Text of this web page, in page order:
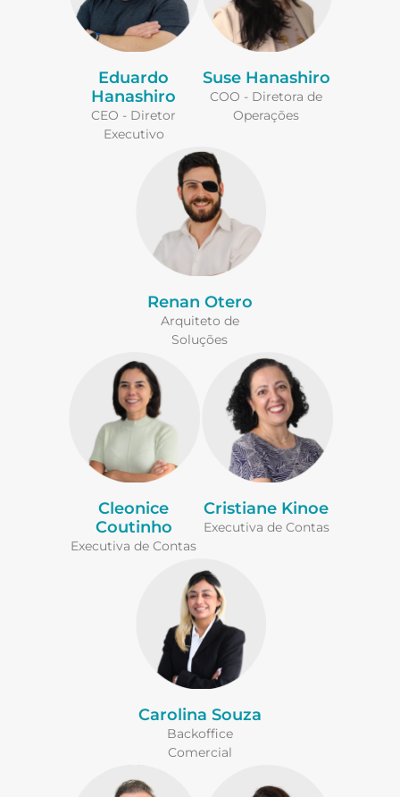
Eduardo
Hanashiro
CEO - Diretor
Executivo
Suse Hanashiro
COO - Diretora de
Operações
Renan Otero
Arquiteto de
Soluções
Cleonice
Coutinho
Executiva de Contas
Cristiane Kinoe
Executiva de Contas
Carolina Souza
Backoffice
Comercial